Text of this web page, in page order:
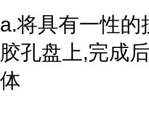
a.将具有一性的
胶孔盘上,完成
体